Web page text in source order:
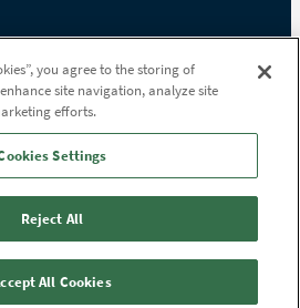
Universitetshospital,
Hobro
Stolbjergvej 8
9500 Hobro
Tlf.97 65 20 00
you agree to the storing of
site navigation, analyze site
efforts.
Settings
Reject All
All Cookies